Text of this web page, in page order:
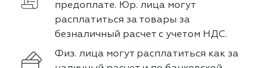
предоплате. Юр. лица могут
расплатиться за товары за
безналичный расчет с учетом НДС.
Физ. лица могут расплатиться как за